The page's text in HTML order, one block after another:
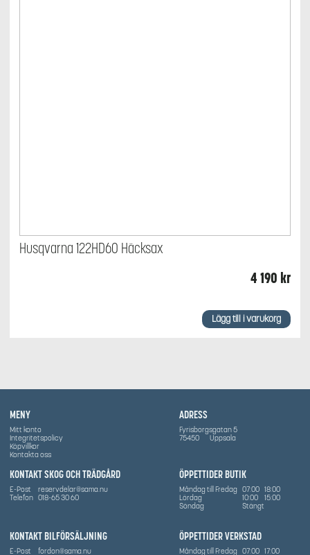
Husqvarna 122HD60 Häcksax
4 190 kr
Lägg till i varukorg
MENY
Mitt konto
Integritetspolicy
Köpvillkor
Kontakta oss
ÖPPETTIDER BUTIK
Måndag till Fredag 07:00 18:00
Lördag
10:00
15:00
Söndag
Stängt
ÖPPETTIDER VERKSTAD
Måndag till Fredag 07:00 17:00
ADRESS
Fyrisborgsgatan 5
75450
Uppsala
KONTAKT SKOG OCH TRÄDGÅRD
E-Post
reservdelar@sama.nu
Telefon 018-65 30 60
KONTAKT BILFÖRSÄLJNING
E-Post
fordon@sama.nu